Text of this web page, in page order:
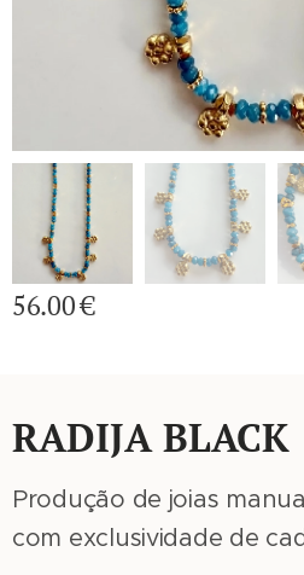
56.00€
RADIJA BLACK
Produção de joias
com exclusividade de